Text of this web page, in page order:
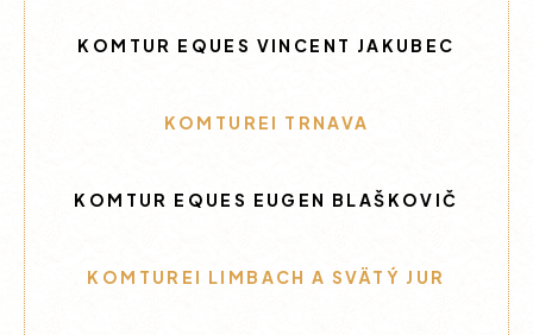
KOMTUR EQUES VINCENT JAKUBEC
KOMTUREI TRNAVA
KOMTUR EQUES EUGEN BLAŠKOVIČ
KOMTUREI LIMBACH A SVÄTÝ JUR